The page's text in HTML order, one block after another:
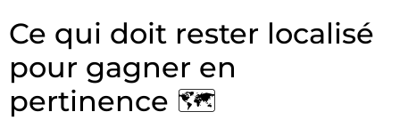
Ce qui doit rester localisé
pour gagner en
pertinence 🗺️